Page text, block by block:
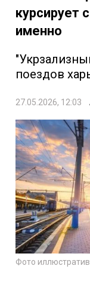
курсирует
именно
поездов
27.05.2026, 12:03
Фото